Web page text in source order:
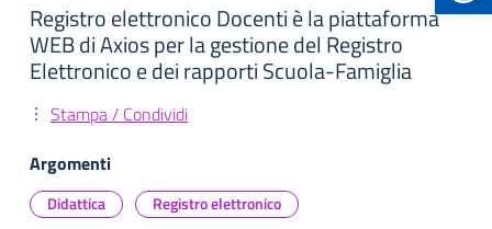
Registro elettronico Docenti è la piattaforma
WEB di Axios per la gestione del Registro
Elettronico e dei rapporti Scuola-Famiglia
Stampa / Condividi
Argomenti
Didattica Registro elettronico